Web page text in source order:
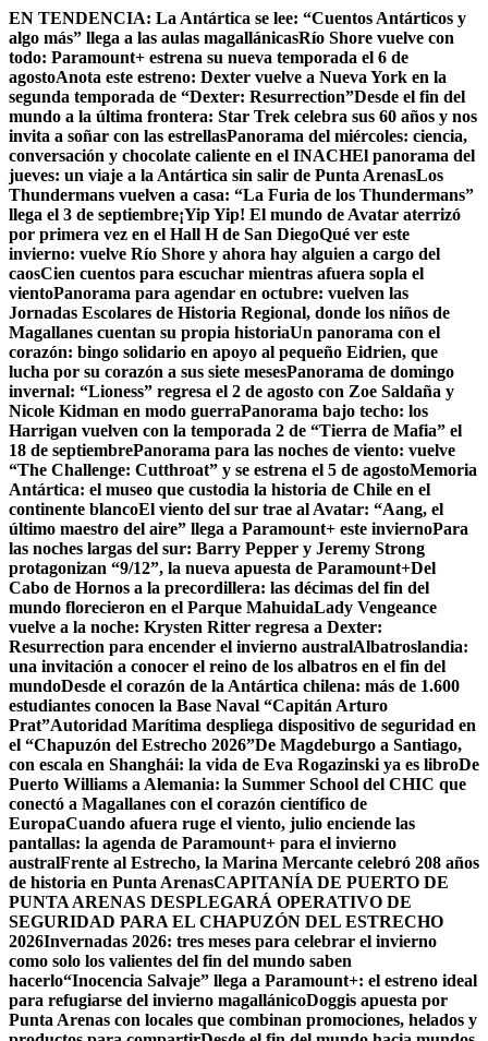
Skip
to
content
EN TENDENCIA: La Antártica se lee: “Cuentos Antárticos y
algo más” llega a las aulas magallánicasRío Shore vuelve con
todo: Paramount+ estrena su nueva temporada el 6 de
agostoAnota este estreno: Dexter vuelve a Nueva York en la
segunda temporada de “Dexter: Resurrection”Desde el fin del
mundo a la última frontera: Star Trek celebra sus 60 años y nos
invita a soñar con las estrellasPanorama del miércoles: ciencia,
conversación y chocolate caliente en el INACHEl panorama del
jueves: un viaje a la Antártica sin salir de Punta ArenasLos
Thundermans vuelven a casa: “La Furia de los Thundermans”
llega el 3 de septiembre¡Yip Yip! El mundo de Avatar aterrizó
por primera vez en el Hall H de San DiegoQué ver este
invierno: vuelve Río Shore y ahora hay alguien a cargo del
caosCien cuentos para escuchar mientras afuera sopla el
vientoPanorama para agendar en octubre: vuelven las
Jornadas Escolares de Historia Regional, donde los niños de
Magallanes cuentan su propia historiaUn panorama con el
corazón: bingo solidario en apoyo al pequeño Eidrien, que
lucha por su corazón a sus siete mesesPanorama de domingo
invernal: “Lioness” regresa el 2 de agosto con Zoe Saldaña y
Nicole Kidman en modo guerraPanorama bajo techo: los
Harrigan vuelven con la temporada 2 de “Tierra de Mafia” el
18 de septiembrePanorama para las noches de viento: vuelve
“The Challenge: Cutthroat” y se estrena el 5 de agostoMemoria
Antártica: el museo que custodia la historia de Chile en el
continente blancoEl viento del sur trae al Avatar: “Aang, el
último maestro del aire” llega a Paramount+ este inviernoPara
las noches largas del sur: Barry Pepper y Jeremy Strong
protagonizan “9/12”, la nueva apuesta de Paramount+Del
Cabo de Hornos a la precordillera: las décimas del fin del
mundo florecieron en el Parque MahuidaLady Vengeance
vuelve a la noche: Krysten Ritter regresa a Dexter:
Resurrection para encender el invierno australAlbatroslandia:
una invitación a conocer el reino de los albatros en el fin del
mundoDesde el corazón de la Antártica chilena: más de 1.600
estudiantes conocen la Base Naval “Capitán Arturo
Prat”Autoridad Marítima despliega dispositivo de seguridad en
el “Chapuzón del Estrecho 2026”De Magdeburgo a Santiago,
con escala en Shanghái: la vida de Eva Rogazinski ya es libroDe
Puerto Williams a Alemania: la Summer School del CHIC que
conectó a Magallanes con el corazón científico de
EuropaCuando afuera ruge el viento, julio enciende las
pantallas: la agenda de Paramount+ para el invierno
australFrente al Estrecho, la Marina Mercante celebró 208 años
de historia en Punta ArenasCAPITANÍA DE PUERTO DE
PUNTA ARENAS DESPLEGARÁ OPERATIVO DE
SEGURIDAD PARA EL CHAPUZÓN DEL ESTRECHO
2026Invernadas 2026: tres meses para celebrar el invierno
como solo los valientes del fin del mundo saben
hacerlo“Inocencia Salvaje” llega a Paramount+: el estreno ideal
para refugiarse del invierno magallánicoDoggis apuesta por
Punta Arenas con locales que combinan promociones, helados y